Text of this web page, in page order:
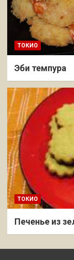
ТОКИО
Эби темпура
ТОКИО
Печенье из